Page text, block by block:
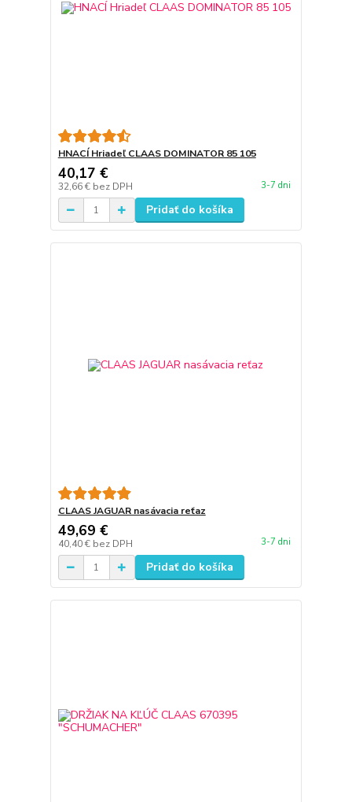
HNACÍ Hriadeľ CLAAS DOMINATOR 85 105
40,17 €
32,66 € bez DPH 3-7 dni
Pridať do košíka
CLAAS JAGUAR nasávacia reťaz
49,69 €
40,40 € bez DPH 3-7 dni
Pridať do košíka